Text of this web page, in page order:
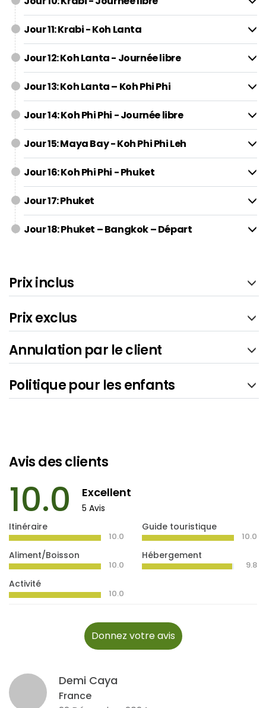
Jour 11: Krabi - Koh Lanta
Jour 12: Koh Lanta - Journée libre
Jour 13: Koh Lanta – Koh Phi Phi
Jour 14: Koh Phi Phi - Journée libre
Jour 15: Maya Bay - Koh Phi Phi Leh
Jour 16: Koh Phi Phi - Phuket
Jour 17: Phuket
Jour 18: Phuket – Bangkok – Départ
Prix inclus
Prix exclus
Annulation par le client
Politique pour les enfants
Avis des clients
10.0 Excellent
5 Avis
Itinéraire
10.0
Aliment/Boisson
10.0
Activité
10.0
Guide touristique
10.0
Hébergement
9.8
Donnez votre avis
Demi Caya
France